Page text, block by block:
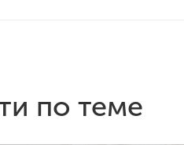
по теме